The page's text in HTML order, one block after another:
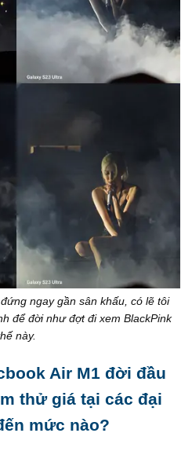
ngay gần sân khấu, có lẽ tôi
để đời như đợt đi xem BlackPink
này.
Air M1 đời đầu
thử giá tại các đại
mức nào?